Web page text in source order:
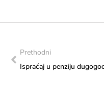
Prethodni